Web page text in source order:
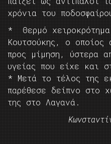
χρόνια του
* Θερμό
Κουτσούκης, ο οποίος
προς μίμηση, ύστερα
υγείας που είχε και
* Μετά το τέλος της
παρέθεσε δείπνο στο
της στο Λαγανά.